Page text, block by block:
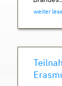
weiter